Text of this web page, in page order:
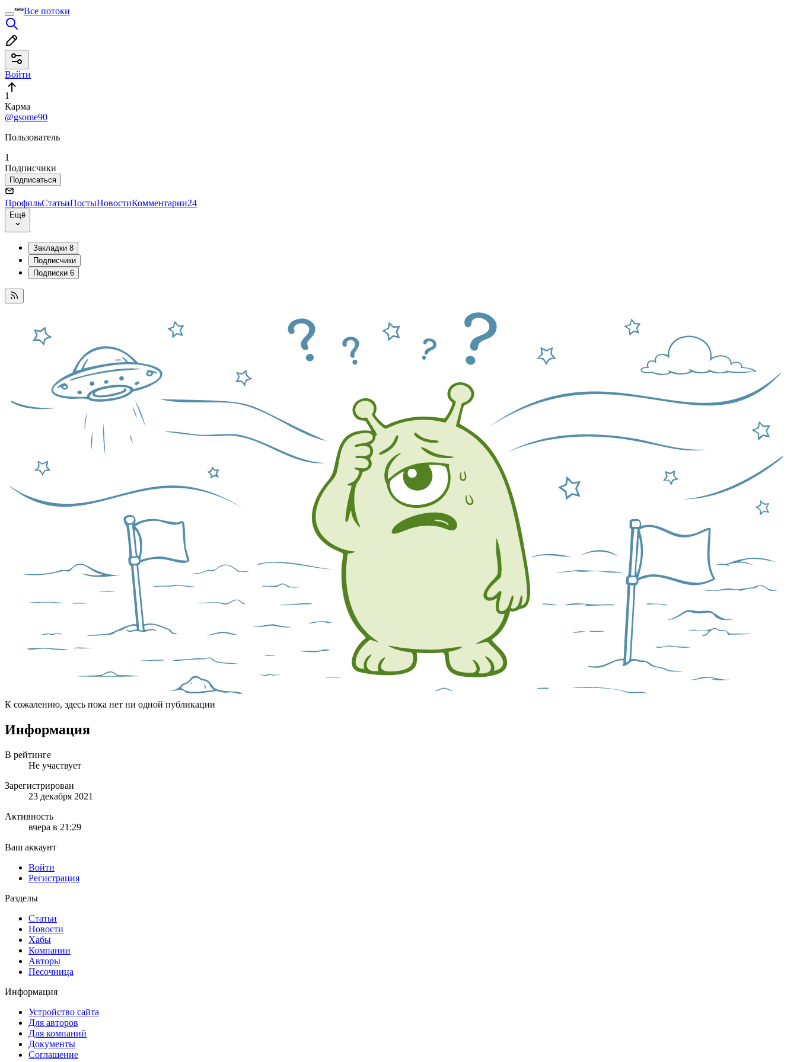
Все потоки
Войти
1
Карма
@gsome90
Пользователь
1
Подписчики
Подписаться
ПрофильСтатьиПостыНовостиКомментарии24
Ещё
Закладки 8
Подписчики
Подписки 6
К сожалению, здесь пока нет ни одной публикации
Информация
В рейтинге
Не участвует
Зарегистрирован
23 декабря 2021
Активность
вчера в 21:29
Ваш аккаунт
Войти
Регистрация
Разделы
Статьи
Новости
Хабы
Компании
Авторы
Песочница
Информация
Устройство сайта
Для авторов
Для компаний
Документы
Соглашение